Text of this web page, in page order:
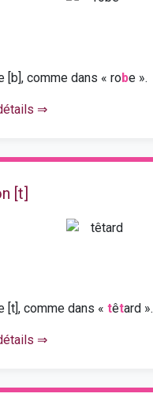
[b], comme dans « robe ».
⇒
[t]
[t], comme dans « têtard ».
⇒